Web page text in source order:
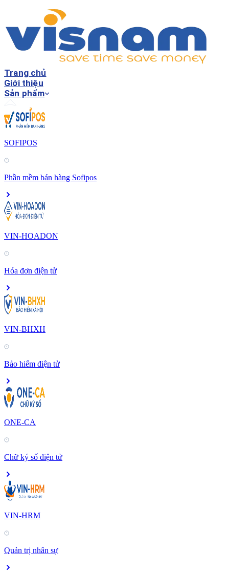
Trang chủ
Giới thiệu
Sản phẩm
SOFIPOS
Phần mềm bán hàng Sofipos
VIN-HOADON
Hóa đơn điện tử
VIN-BHXH
Bảo hiểm điện tử
ONE-CA
Chữ ký số điện tử
VIN-HRM
Quản trị nhân sự